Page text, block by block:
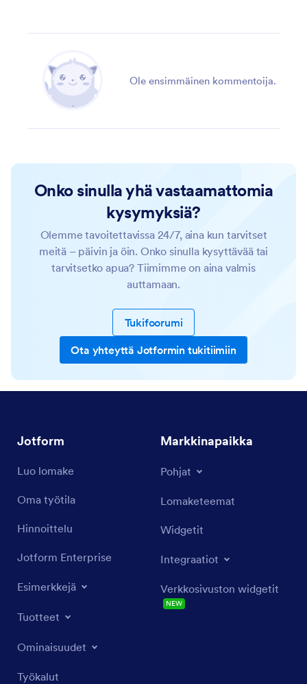
Ole ensimmäinen kommentoija.
Onko sinulla yhä vastaamattomia
kysymyksiä?
Olemme tavoitettavissa 24/7, aina kun tarvitset
meitä – päivin ja öin. Onko sinulla kysyttävää tai
tarvitsetko apua? Tiimimme on aina valmis
auttamaan.
Tukifoorumi
Ota yhteyttä Jotformin tukitiimiin
Jotform
Luo lomake
Oma työtila
Hinnoittelu
Jotform Enterprise
Esimerkkejä
Tuotteet
Ominaisuudet
Työkalut
Markkinapaikka
Pohjat
Lomaketeemat
Widgetit
Integraatiot
Verkkosivuston widgetit
NEW